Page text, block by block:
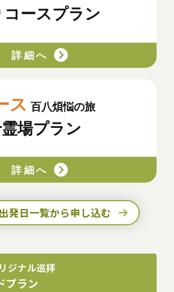
ースプラン
詳細へ
ス 百八煩悩の旅
場プラン
詳細へ
発日一覧から申し込む
ジナル巡拝
プラン